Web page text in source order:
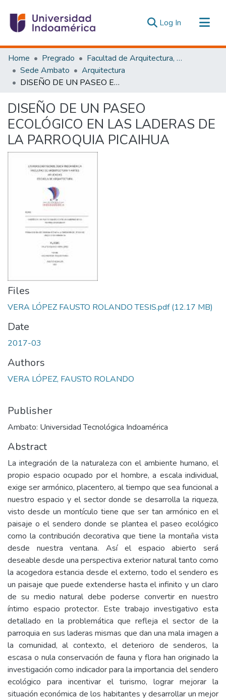
Log In (current)
Communities & Collections
All of DSpace
Statistics
Estadísticas Externas
Home Pregrado
Facultad de Arquitectura, Artes y Diseño
Sede Ambato
Arquitectura
DISEÑO DE UN PASEO ECOLÓGICO EN LAS LADERAS DE LA PARROQUIA PICAIHUA
DISEÑO DE UN PASEO
ECOLÓGICO EN LAS LADERAS DE
LA PARROQUIA PICAIHUA
Files
VERA LÓPEZ FAUSTO ROLANDO TESIS.pdf(12.17 MB)
Date
2017-03
Authors
VERA LÓPEZ, FAUSTO ROLANDO
Publisher
Ambato: Universidad Tecnológica Indoamérica
Abstract
La integración de la naturaleza con el ambiente humano, el
propio espacio ocupado por el hombre, a escala individual,
exige ser armónico, placentero, al tiempo que sea funcional a
nuestro espacio y el sector donde se desarrolla la riqueza,
visto desde un montículo tiene que ser tan armónico en el
paisaje o el sendero donde se plantea el paseo ecológico
como la contribución decorativa que tiene la montaña vista
desde nuestra ventana. Así el espacio abierto será
deseable desde una perspectiva exterior natural tanto como
la acogedora estancia desde el externo, todo el sendero es
un paisaje que puede extenderse hasta el infinito y un claro
de su medio natural debe poderse convertir en nuestro
íntimo espacio protector. Este trabajo investigativo esta
detallado en la problemática que refleja el sector de la
parroquia en sus laderas mismas que dan una mala imagen a
la comunidad, al contexto, el deterioro de senderos, la
escasa o nula conservación de fauna y flora han originado la
investigación como indicador para la importancia del sendero
ecológico para incentivar el turismo, lograr mejorar la
situación económica de los habitantes y desarrollar un mejor